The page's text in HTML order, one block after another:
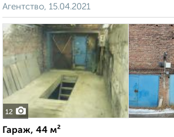
Агентство, 15.04.2021
12
Гараж, 44 м²